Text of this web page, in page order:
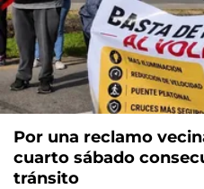
Por una reclamo
cuarto sábado
tránsito